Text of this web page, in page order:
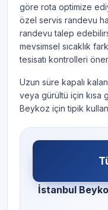
göre rota optimize
özel servis randevu
randevu talep
mevsimsel sıcaklık
tesisatı kontrolleri
Uzun süre kapalı
veya gürültü için kısa
Beykoz için tipik
İstanbul